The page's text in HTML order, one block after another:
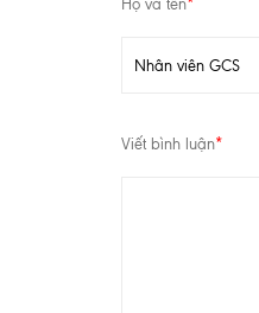
Họ và tên*
Viết bình luận*